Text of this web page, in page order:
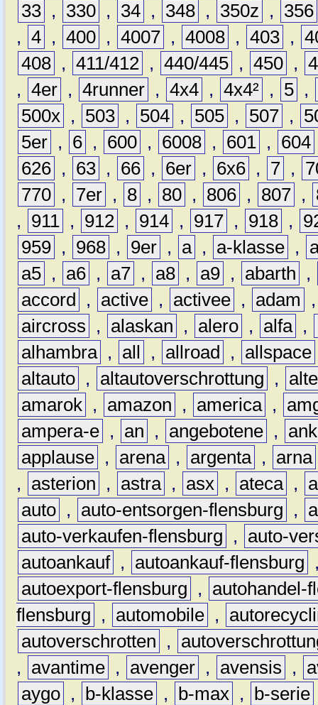
33 , 330 , 34 , 348 , 350z ,
356
, 4 , 400 , 4007 , 4008 , 403 ,
408 , 411/412 , 440/445 , 450 ,
, 4er , 4runner , 4x4 , 4x4² , 5 ,
500x , 503 , 504 , 505 , 507 ,
5er , 6 , 600 , 6008 , 601 , 604
626 , 63 , 66 , 6er , 6x6 , 7 ,
770 , 7er , 8 , 80 , 806 , 807 ,
,
911 , 912 , 914 , 917 , 918 ,
959 , 968 , 9er , a , a-klasse ,
a5 , a6 , a7 , a8 , a9 , abarth
,
accord
, active , activee , adam
aircross
, alaskan , alero , alfa ,
alhambra , all , allroad , allspace
altauto , altautoverschrottung ,
amarok , amazon , america ,
ampera-e , an , angebotene ,
applause , arena , argenta , arna
,
asterion , astra , asx , ateca ,
auto , auto-entsorgen-flensburg ,
auto-verkaufen-flensburg
,
auto-
autoankauf , autoankauf-flensburg
autoexport-flensburg
,
autohandel-
flensburg
, automobile ,
autoverschrotten
,
,
avantime , avenger , avensis ,
aygo , b-klasse , b-max , b-serie